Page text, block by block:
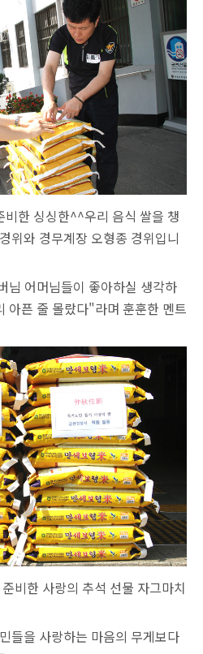
비한 싱싱한^^우리 음식 쌀을 챙
위와 경무계장 오형종 경위입니
님 어머님들이 좋아하실 생각하
아픈 줄 몰랐다"라며 훈훈한 멘트
비한 사랑의 추석 선물 자그마치
들을 사랑하는 마음의 무게보다